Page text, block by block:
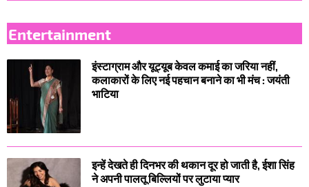
Entertainment
इंस्टाग्राम और यूट्यूब केवल कमाई का जरिया नहीं,
कलाकारों के लिए नई पहचान बनाने का भी मंच : जयंती
भाटिया
इन्हें देखते ही दिनभर की थकान दूर हो जाती है, ईशा सिंह
ने अपनी पालतू बिल्लियों पर लुटाया प्यार